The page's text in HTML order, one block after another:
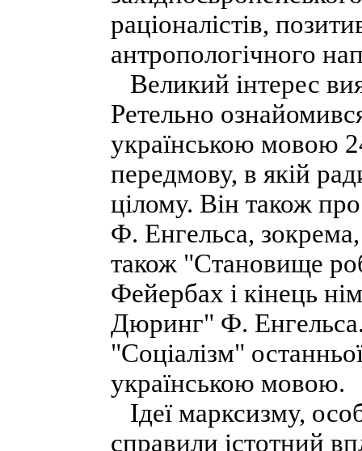
раціоналістів,
антропологічного
Великий інтерес
Ретельно
українською мовою
передмову, в якій
цілому. Він також
Ф. Енгельса,
також "Становище
Фейербах і кінець
Дюринг" Ф. Енгельса.
"Соціалізм"
українською мовою.
Ідеї марксизму,
справили істотний